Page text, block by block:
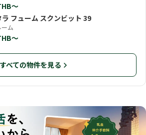
〜
フューム スクンビット 39
ム
〜
すべての物件を見る